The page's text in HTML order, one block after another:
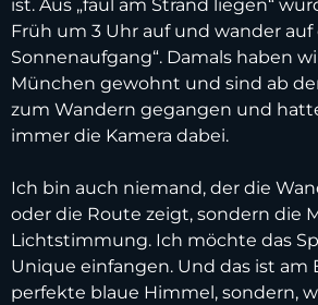
ist. Aus „faul am Strand liegen“
Früh um 3 Uhr auf und wander
Sonnenaufgang“. Damals haben
München gewohnt und sind ab
zum Wandern gegangen und
immer die Kamera dabei.
Ich bin auch niemand, der die
oder die Route zeigt, sondern die
Lichtstimmung. Ich möchte das
Unique einfangen. Und das ist am
perfekte blaue Himmel, sondern,